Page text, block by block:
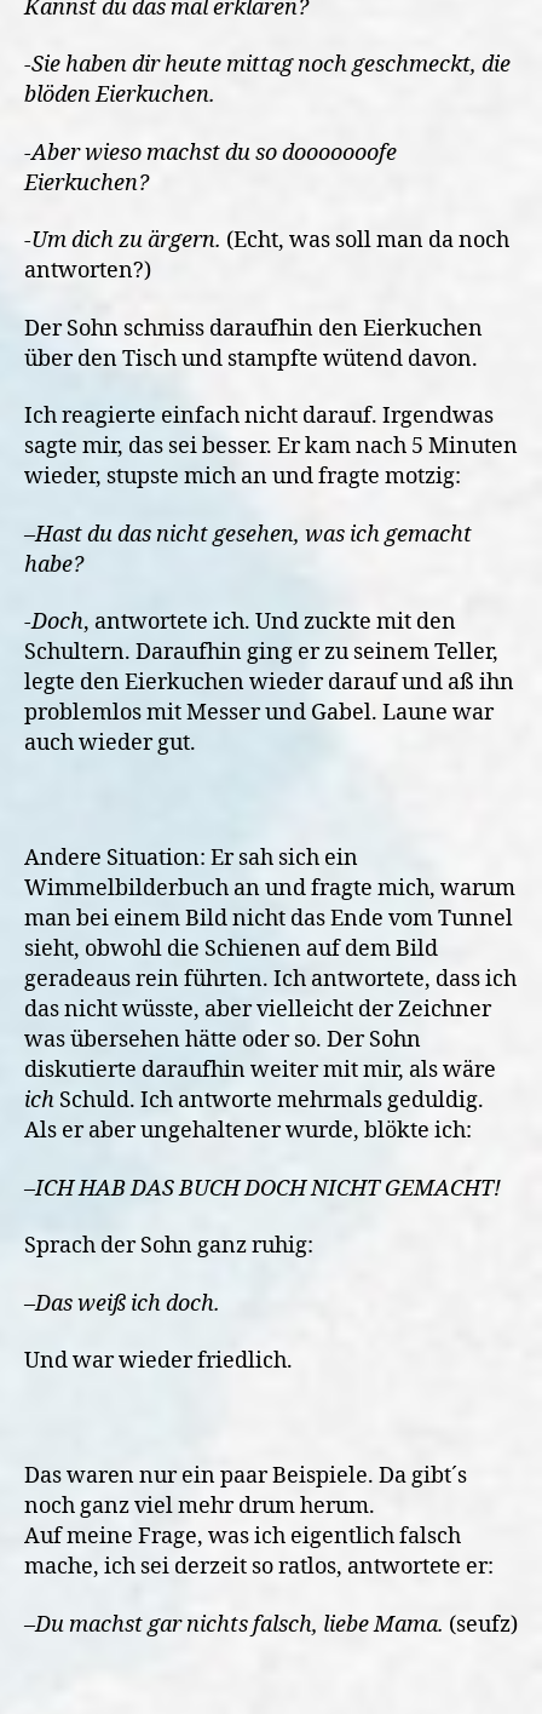
Kannst du das mal erklären?
-Sie haben dir heute mittag noch geschmeckt, die
blöden Eierkuchen.
-Aber wieso machst du so dooooooofe
Eierkuchen?
-Um dich zu ärgern. (Echt, was soll man da noch
antworten?)
Der Sohn schmiss daraufhin den Eierkuchen
über den Tisch und stampfte wütend davon.
Ich reagierte einfach nicht darauf. Irgendwas
sagte mir, das sei besser. Er kam nach 5 Minuten
wieder, stupste mich an und fragte motzig:
–Hast du das nicht gesehen, was ich gemacht
habe?
-Doch, antwortete ich. Und zuckte mit den
Schultern. Daraufhin ging er zu seinem Teller,
legte den Eierkuchen wieder darauf und aß ihn
problemlos mit Messer und Gabel. Laune war
auch wieder gut.
Andere Situation: Er sah sich ein
Wimmelbilderbuch an und fragte mich, warum
man bei einem Bild nicht das Ende vom Tunnel
sieht, obwohl die Schienen auf dem Bild
geradeaus rein führten. Ich antwortete, dass ich
das nicht wüsste, aber vielleicht der Zeichner
was übersehen hätte oder so. Der Sohn
diskutierte daraufhin weiter mit mir, als wäre
ich Schuld. Ich antworte mehrmals geduldig.
Als er aber ungehaltener wurde, blökte ich:
–ICH HAB DAS BUCH DOCH NICHT GEMACHT!
Sprach der Sohn ganz ruhig:
–Das weiß ich doch.
Und war wieder friedlich.
Das waren nur ein paar Beispiele. Da gibt´s
noch ganz viel mehr drum herum.
Auf meine Frage, was ich eigentlich falsch
mache, ich sei derzeit so ratlos, antwortete er:
–Du machst gar nichts falsch, liebe Mama. (seufz)